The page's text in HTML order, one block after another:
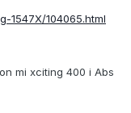
1547X/104065.html
mi xciting 400 i Abs